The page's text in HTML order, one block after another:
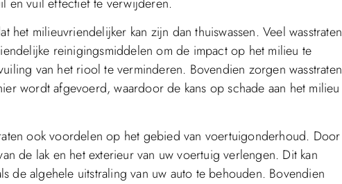
het milieuvriendelijker kan zijn dan thuiswassen. Veel wasstraten
reinigingsmiddelen om de impact op het milieu te
van het riool te verminderen. Bovendien zorgen wasstraten
wordt afgevoerd, waardoor de kans op schade aan het milieu
ook voordelen op het gebied van voertuigonderhoud. Door
de lak en het exterieur van uw voertuig verlengen. Dit kan
de algehele uitstraling van uw auto te behouden. Bovendien